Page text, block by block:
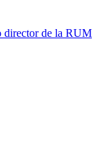
director de la RUM